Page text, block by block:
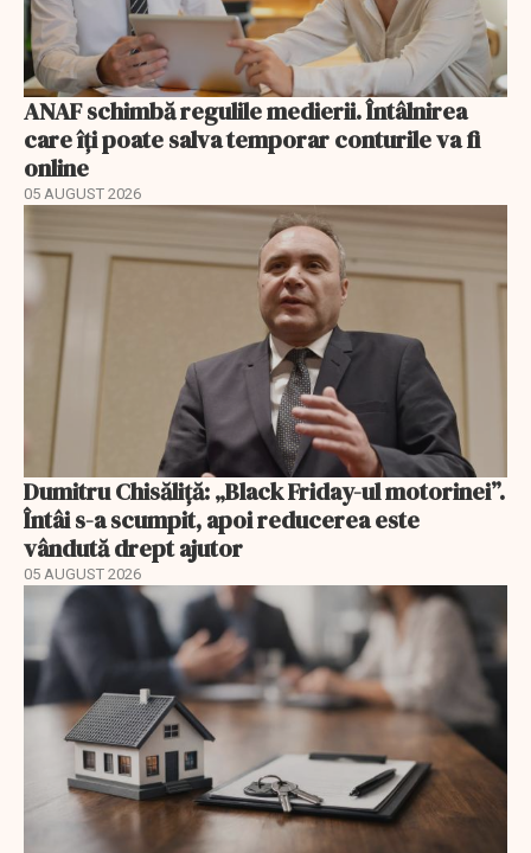
ANAF schimbă regulile medierii. Întâlnirea
care îți poate salva temporar conturile va fi
online
05 AUGUST 2026
Dumitru Chisăliță: „Black Friday-ul motorinei”.
Întâi s-a scumpit, apoi reducerea este
vândută drept ajutor
05 AUGUST 2026